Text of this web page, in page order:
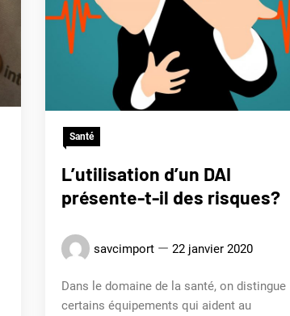
Santé
L’utilisation d’un DAI
présente-t-il des risques?
savcimport 22 janvier 2020
Dans le domaine de la santé, on distingue
certains équipements qui aident au